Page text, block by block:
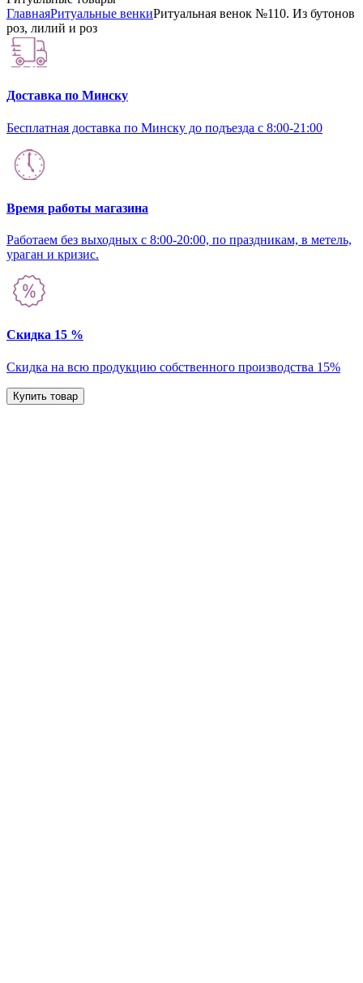
ГлавнаяРитуальные венкиРитуальная венок №110. Из бутонов
роз, лилий и роз
Доставка по Минску
Бесплатная доставка по Минску до подъезда с 8:00-21:00
Время работы магазина
Работаем без выходных с 8:00-20:00, по праздникам, в метель,
ураган и кризис.
Скидка 15 %
Скидка на всю продукцию собственного производства 15%
Купить товар